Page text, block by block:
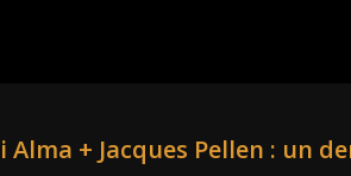
Alma + Jacques Pellen : un